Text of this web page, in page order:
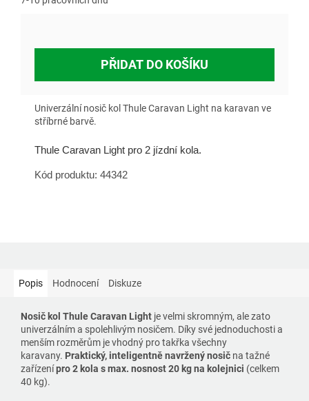
PŘIDAT DO KOŠÍKU
Univerzální nosič kol Thule Caravan Light na karavan ve
stříbrné barvě.
Thule Caravan Light pro 2 jízdní kola.
Kód produktu: 44342
Popis Hodnocení Diskuze
Nosič kol Thule Caravan Light je velmi skromným, ale zato
univerzálním a spolehlivým nosičem. Díky své jednoduchosti a
menším rozměrům je vhodný pro takřka všechny
karavany. Praktický, inteligentně navržený nosič na tažné
zařízenípro 2 kola s max. nosnost 20 kg na kolejnici (celkem
40 kg).